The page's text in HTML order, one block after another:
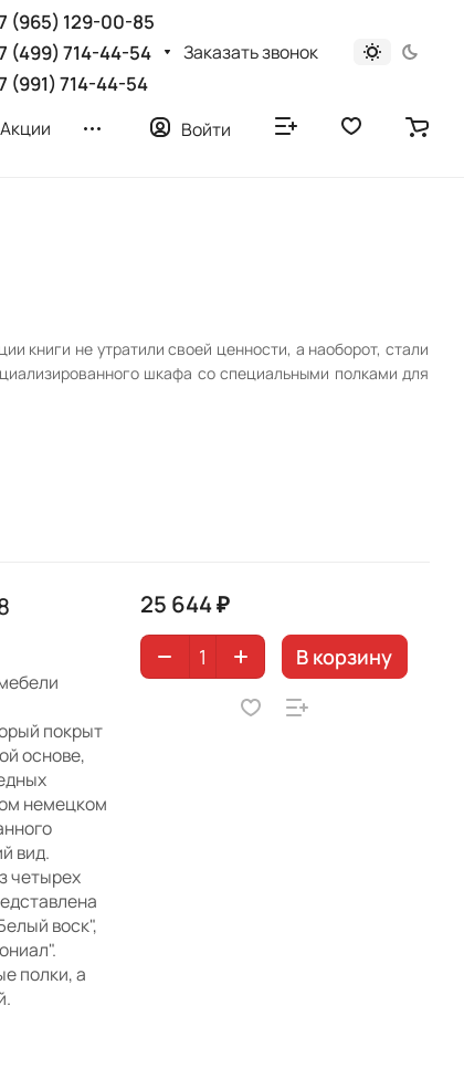
(965) 129-00-85
(499) 714-44-54
(991) 714-44-54
Заказать звонок
Акции Войти
книги не утратили своей ценности, а наоборот, стали
шкафа со специальными полками для
покрыт
основе,
немецком
вид.
четырех
воск",
полки, а
25 644 ₽
В корзину